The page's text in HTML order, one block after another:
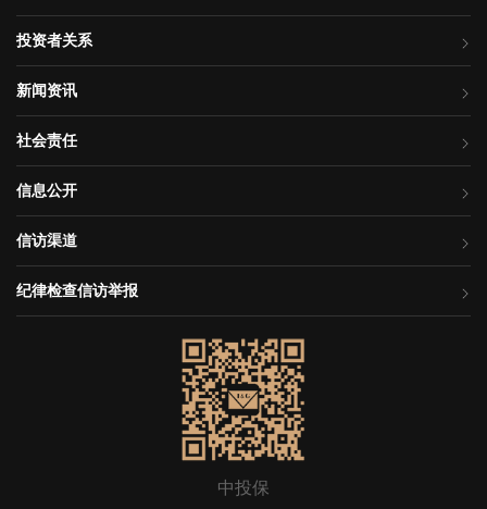
投资者关系
新闻资讯
社会责任
信息公开
信访渠道
纪律检查信访举报
中投保